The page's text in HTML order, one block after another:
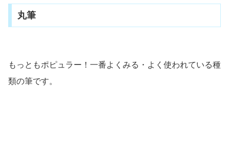
丸筆
もっともポピュラー！一番よくみる・よく使われている種
類の筆です。